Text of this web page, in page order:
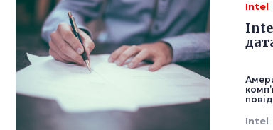
Intel
Intel